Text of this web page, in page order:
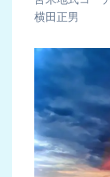
横田正男